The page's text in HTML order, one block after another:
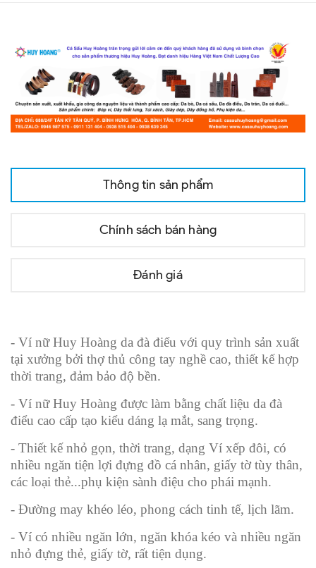
Thông tin sản phẩm
Chính sách bán hàng
Đánh giá
- Ví nữ Huy Hoàng da đà điểu với quy trình sản xuất
tại xưởng bởi thợ thủ công tay nghề cao, thiết kế hợp
thời trang, đảm bảo độ bền.
- Ví nữ Huy Hoàng được làm bằng chất liệu da đà
điểu cao cấp tạo kiểu dáng lạ mắt, sang trọng.
- Thiết kế nhỏ gọn, thời trang, dạng Ví xếp đôi, có
nhiều ngăn tiện lợi đựng đồ cá nhân, giấy tờ tùy thân,
các loại thẻ...phụ kiện sành điệu cho phái mạnh.
- Đường may khéo léo, phong cách tinh tế, lịch lãm.
- Ví có nhiều ngăn lớn, ngăn khóa kéo và nhiều ngăn
nhỏ đựng thẻ, giấy tờ, rất tiện dụng.